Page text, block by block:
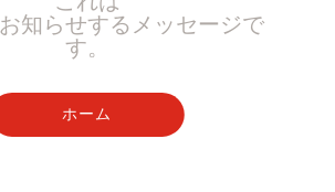
知らせするメッセージで
す。
ホーム